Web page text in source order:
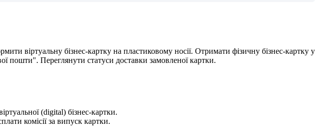
рмити віртуальну бізнес-картку на пластиковому носії. Отримати фізичну бізнес-картку у
ої пошти". Переглянути статуси доставки замовленої картки.
іртуальної (digital) бізнес-картки.
плати комісії за випуск картки.